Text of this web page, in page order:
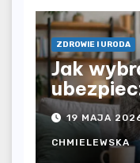
ZDROWIE I URODA
Jak
19 MAJA
CHMIELEWSKA